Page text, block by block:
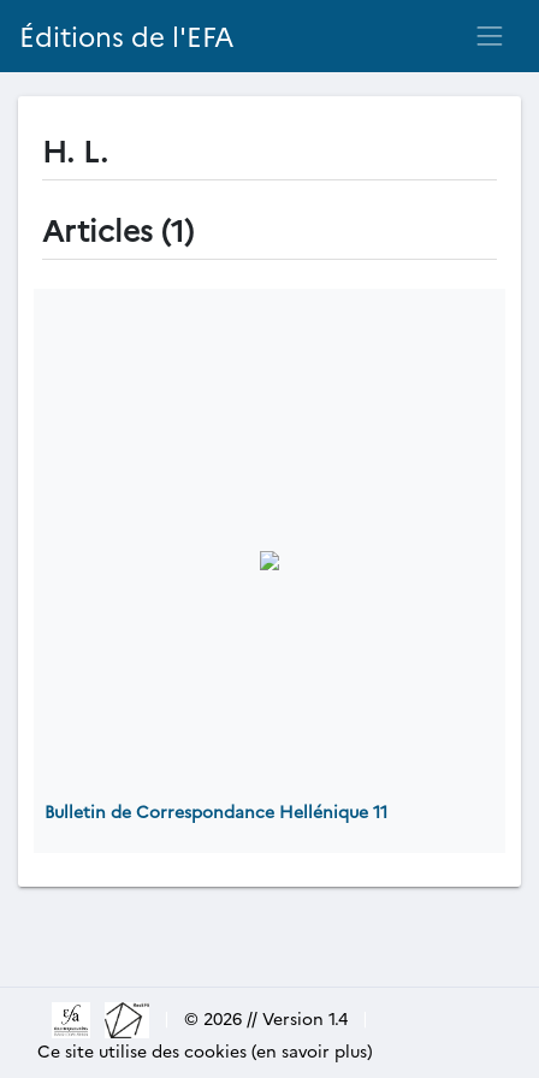
Éditions de l'EFA
H. L.
Articles (1)
Bulletin de Correspondance Hellénique 11
© 2026 // Version 1.4
Ce site utilise des cookies (en savoir plus)